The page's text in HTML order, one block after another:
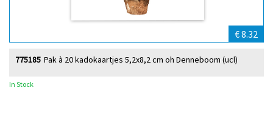
€ 8.32
Pak à 20 kadokaartjes 5,2x8,2 cm oh Denneboom (ucl)
775185
In Stock